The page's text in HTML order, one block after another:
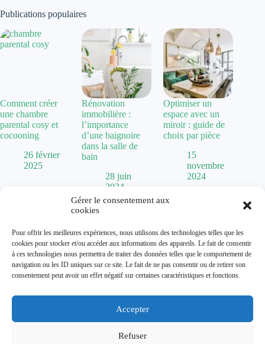
Gérer le consentement aux
cookies
Pour offrir les meilleures expériences, nous utilisons des technologies telles que les
cookies pour stocker et/ou accéder aux informations des appareils. Le fait de consentir
à ces technologies nous permettra de traiter des données telles que le comportement de
navigation ou les ID uniques sur ce site. Le fait de ne pas consentir ou de retirer son
consentement peut avoir un effet négatif sur certaines caractéristiques et fonctions.
Accepter
Refuser
Publications populaires
Comment créer
une chambre
parental cosy et
cocooning
26 février
2025
Rénovation
immobilière :
l’importance
d’une baignoire
dans la salle de
bain
28 juin
2024
Optimiser un
espace avec un
miroir : guide de
choix par pièce
15
novembre
2024
Mentions Légales
Plan de site
Contact
À propos
Dolum magazine vous guide dans l'art de transformer votre
habitat. De lachaise Baumannvintage aux tendances comme
, nous explorons toutes les facettes de la